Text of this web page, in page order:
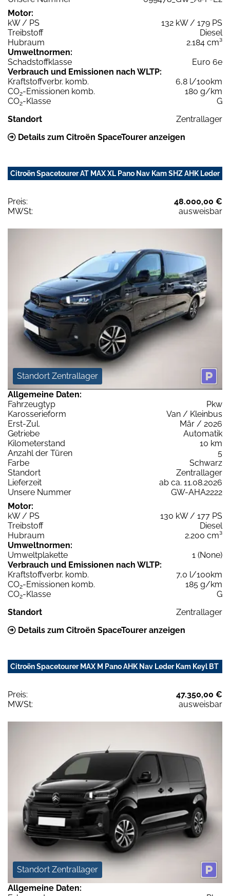
Motor:
kW / PS
132 kW / 179 PS
Treibstoff
Diesel
Hubraum
2.184 cm³
Umweltnormen:
Schadstoffklasse
Euro 6e
Verbrauch und Emissionen nach WLTP:
Kraftstoffverbr. komb.
6,8 l/100km
CO2-Emissionen komb.
180 g/km
CO2-Klasse
G
Standort
Zentrallager
Details zum Citroën SpaceTourer anzeigen
Citroën Spacetourer AT MAX XL Pano Nav Kam SHZ AHK Leder
Preis:
48.000,00 €
MWSt:
ausweisbar
Standort Zentrallager
Allgemeine Daten:
Fahrzeugtyp
Pkw
Karosserieform
Van / Kleinbus
Erst-Zul.
Mär / 2026
Getriebe
Automatik
Kilometerstand
10 km
Anzahl der Türen
5
Farbe
Schwarz
Standort
Zentrallager
Lieferzeit
ab ca. 11.08.2026
Unsere Nummer
GW-AHA2222
Motor:
kW / PS
130 kW / 177 PS
Treibstoff
Diesel
Hubraum
2.200 cm³
Umweltnormen:
Umweltplakette
1 (None)
Verbrauch und Emissionen nach WLTP:
Kraftstoffverbr. komb.
7,0 l/100km
CO2-Emissionen komb.
185 g/km
CO2-Klasse
G
Standort
Zentrallager
Details zum Citroën SpaceTourer anzeigen
Citroën Spacetourer MAX M Pano AHK Nav Leder Kam Keyl BT
Preis:
47.350,00 €
MWSt:
ausweisbar
Standort Zentrallager
Allgemeine Daten: